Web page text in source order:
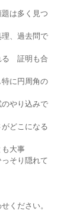
は多く見つ
、過去問で
　証明も合
に円周角の
やり込みで
どこになる
も大事
そり隠れて
ください。